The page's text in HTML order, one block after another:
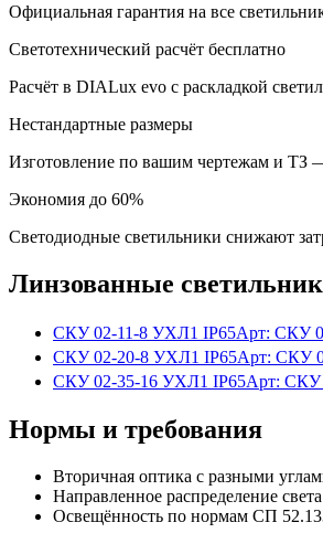
Официальная гарантия на все
Светотехнический расчёт бесплатно
Расчёт в DIALux evo с раскладкой
Нестандартные размеры
Изготовление по вашим чертежам и ТЗ
Экономия до 60%
Светодиодные светильники снижают
Линзованные
СКУ 02-11-8 УХЛ1 IP65Арт: СКУ
СКУ 02-20-8 УХЛ1 IP65Арт: СКУ
СКУ 02-35-16 УХЛ1 IP65Арт: СКУ
Нормы и требования
Вторичная оптика с разными
Направленное распределение
Освещённость по нормам СП